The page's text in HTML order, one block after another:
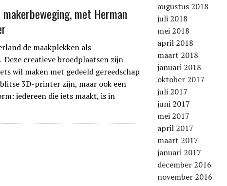
met Herman
de maakplekken als
creatieve broedplaatsen zijn
wil maken met gedeeld gereedschap
3D-printer zijn, maar ook een
iedereen die iets maakt, is in
augustus 2018
juli 2018
mei 2018
april 2018
maart 2018
januari 2018
oktober 2017
juli 2017
juni 2017
mei 2017
april 2017
maart 2017
januari 2017
december 2016
november 2016